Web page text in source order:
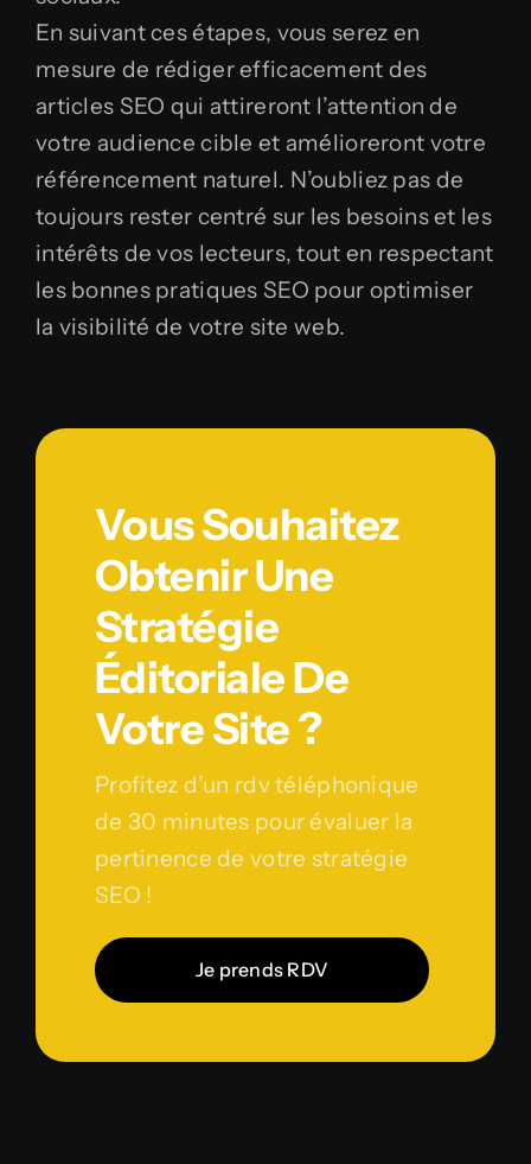
En suivant ces étapes, vous serez en
mesure de rédiger efficacement des
articles SEO qui attireront l’attention de
votre audience cible et amélioreront votre
référencement naturel. N’oubliez pas de
toujours rester centré sur les besoins et les
intérêts de vos lecteurs, tout en respectant
les bonnes pratiques SEO pour optimiser
la visibilité de votre site web.
Vous Souhaitez
Obtenir Une
Stratégie
Éditoriale De
Votre Site ?
Profitez d’un rdv téléphonique
de 30 minutes pour évaluer la
pertinence de votre stratégie
SEO !
Je prends RDV